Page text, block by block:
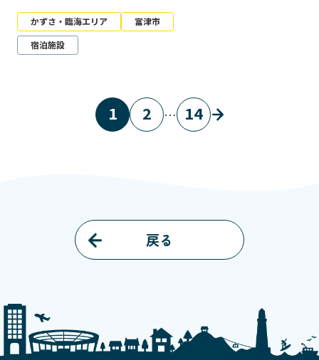
かずさ・臨海エリア
富津市
宿泊施設
1 2 … 14
戻る